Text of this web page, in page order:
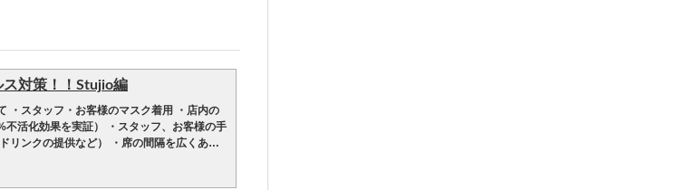
対策！！Stujio編
・スタッフ・お客様のマスク着用 ・店内の
活化効果を実証） ・スタッフ、お客様の手
リンクの提供など） ・席の間隔を広くあけ